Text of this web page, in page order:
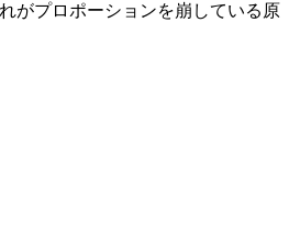
がプロポーションを崩している原